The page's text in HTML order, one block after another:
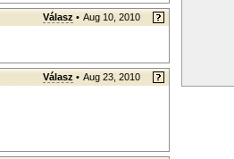
Válasz • Aug 10, 2010
Válasz • Aug 23, 2010